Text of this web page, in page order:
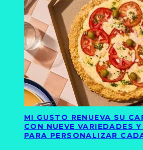
MI GUSTO RENUEVA SU
CON NUEVE VARIEDADES
PARA PERSONALIZAR